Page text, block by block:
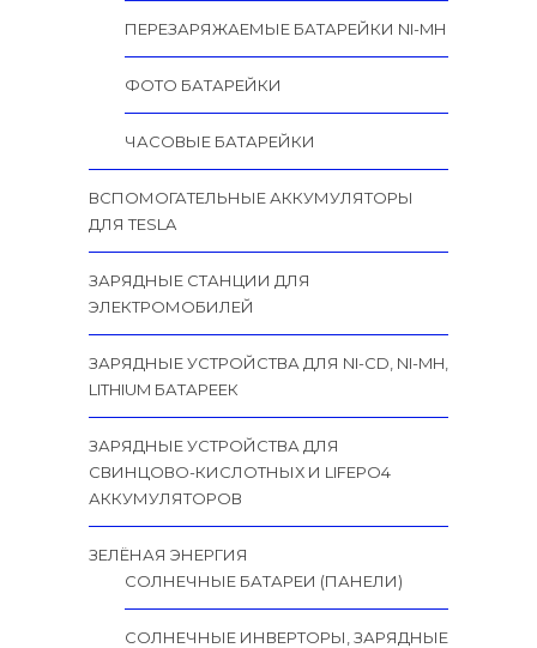
ПЕРЕЗАРЯЖАЕМЫЕ БАТАРЕЙКИ NI-MH
ФОТО БАТАРЕЙКИ
ЧАСОВЫЕ БАТАРЕЙКИ
ВСПОМОГАТЕЛЬНЫЕ АККУМУЛЯТОРЫ
ДЛЯ TESLA
ЗАРЯДНЫЕ СТАНЦИИ ДЛЯ
ЭЛЕКТРОМОБИЛЕЙ
ЗАРЯДНЫЕ УСТРОЙСТВА ДЛЯ NI-CD, NI-MH,
LITHIUM БАТАРЕЕК
ЗАРЯДНЫЕ УСТРОЙСТВА ДЛЯ
СВИНЦОВО-КИСЛОТНЫХ И LIFEPO4
АККУМУЛЯТОРОВ
ЗЕЛЁНАЯ ЭНЕРГИЯ
СОЛНЕЧНЫЕ БАТАРЕИ (ПАНЕЛИ)
СОЛНЕЧНЫЕ ИНВЕРТОРЫ, ЗАРЯДНЫЕ